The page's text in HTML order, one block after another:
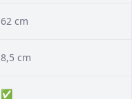
62 cm
8,5 cm
✅